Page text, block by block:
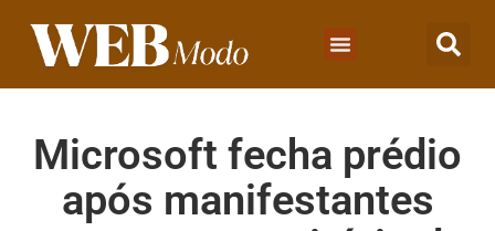
Microsoft fecha prédio
após manifestantes